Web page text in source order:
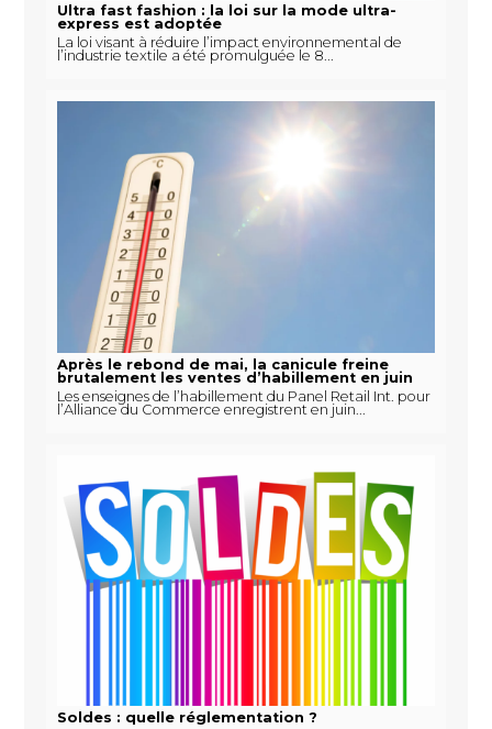
Ultra fast fashion : la loi sur la mode ultra-
express est adoptée
La loi visant à réduire l’impact environnemental de
l’industrie textile a été promulguée le 8...
Après le rebond de mai, la canicule freine
brutalement les ventes d’habillement en juin
Les enseignes de l’habillement du Panel Retail Int. pour
l’Alliance du Commerce enregistrent en juin...
Soldes : quelle réglementation ?